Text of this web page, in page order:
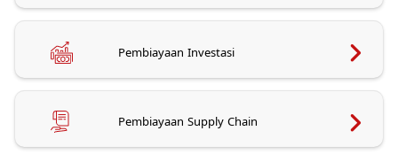
Pembiayaan Investasi
Pembiayaan Supply Chain